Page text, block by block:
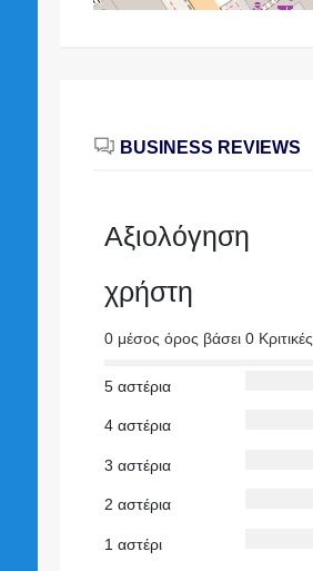
BUSINESS REVIEWS
Αξιολόγηση
χρήστη
0 μέσος όρος βάσει 0 Κριτικές
5 αστέρια
4 αστέρια
3 αστέρια
2 αστέρια
1 αστέρι